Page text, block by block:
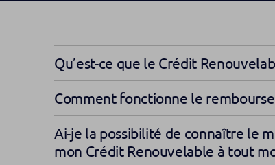
Qu’est-ce que le Crédit
Comment fonctionne le
Ai-je la possibilité de connaître le
mon Crédit